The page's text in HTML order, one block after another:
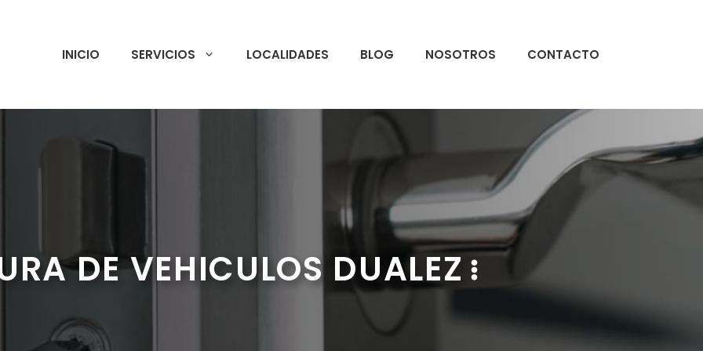
INICIO SERVICIOS LOCALIDADES BLOG NOSOTROS CONTACTO
DE VEHICULOS DUALEZ